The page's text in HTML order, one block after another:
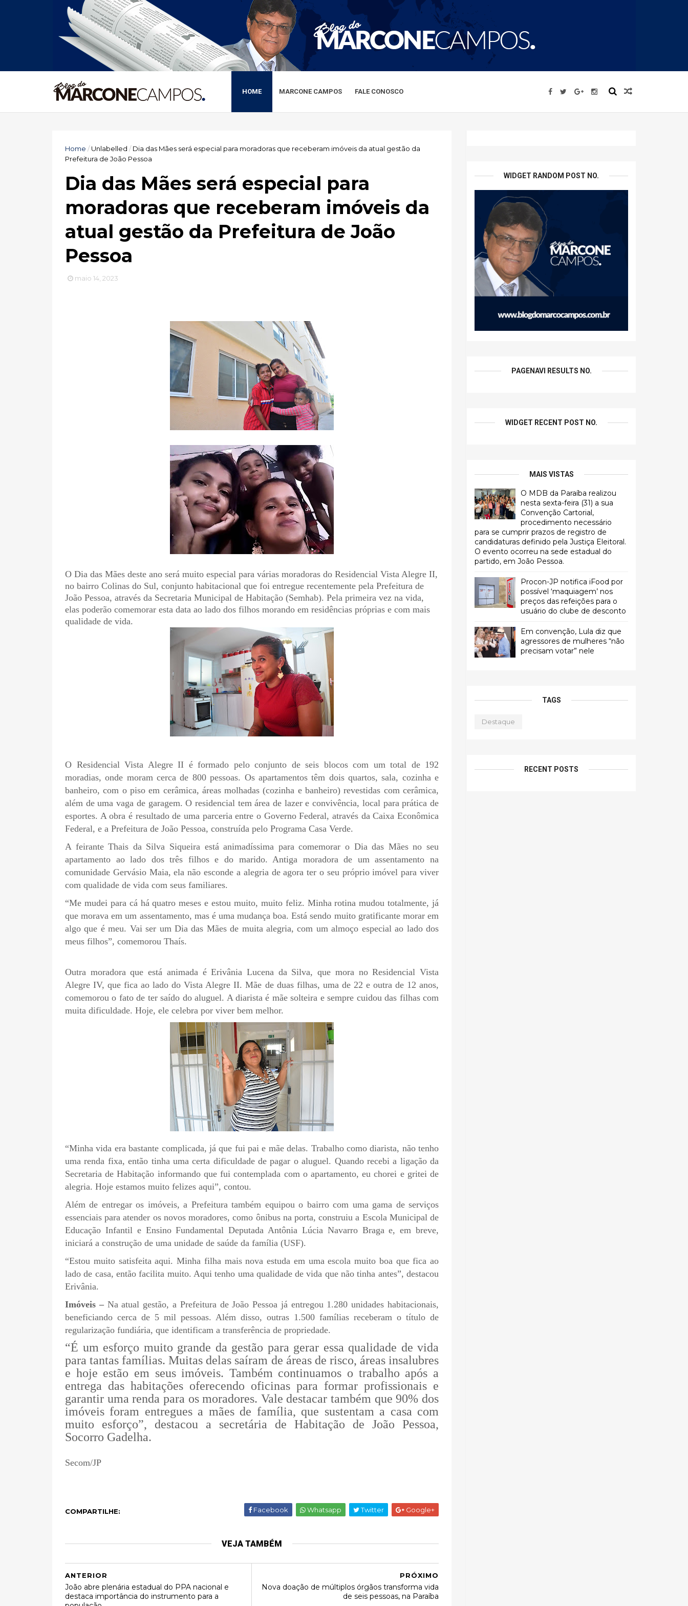
HOME MARCONE CAMPOS FALE CONOSCO
Home /Unlabelled / Dia das Mães será especial para moradoras que receberam imóveis da atual gestão da
Prefeitura de João Pessoa
Dia das Mães será especial para
moradoras que receberam imóveis da
atual gestão da Prefeitura de João
Pessoa
maio 14, 2023
O Dia das Mães deste ano será muito especial para várias moradoras do Residencial Vista Alegre II,
no bairro Colinas do Sul, conjunto habitacional que foi entregue recentemente pela Prefeitura de
João Pessoa, através da Secretaria Municipal de Habitação (Semhab). Pela primeira vez na vida,
elas poderão comemorar esta data ao lado dos filhos morando em residências próprias e com mais
qualidade de vida.
O Residencial Vista Alegre II é formado pelo conjunto de seis blocos com um total de 192
moradias, onde moram cerca de 800 pessoas. Os apartamentos têm dois quartos, sala, cozinha e
banheiro, com o piso em cerâmica, áreas molhadas (cozinha e banheiro) revestidas com cerâmica,
além de uma vaga de garagem. O residencial tem área de lazer e convivência, local para prática de
esportes. A obra é resultado de uma parceria entre o Governo Federal, através da Caixa Econômica
Federal, e a Prefeitura de João Pessoa, construída pelo Programa Casa Verde.
A feirante Thais da Silva Siqueira está animadíssima para comemorar o Dia das Mães no seu
apartamento ao lado dos três filhos e do marido. Antiga moradora de um assentamento na
comunidade Gervásio Maia, ela não esconde a alegria de agora ter o seu próprio imóvel para viver
com qualidade de vida com seus familiares.
“Me mudei para cá há quatro meses e estou muito, muito feliz. Minha rotina mudou totalmente, já
que morava em um assentamento, mas é uma mudança boa. Está sendo muito gratificante morar em
algo que é meu. Vai ser um Dia das Mães de muita alegria, com um almoço especial ao lado dos
meus filhos”, comemorou Thaís.
Outra moradora que está animada é Erivânia Lucena da Silva, que mora no Residencial Vista
Alegre IV, que fica ao lado do Vista Alegre II. Mãe de duas filhas, uma de 22 e outra de 12 anos,
comemorou o fato de ter saído do aluguel. A diarista é mãe solteira e sempre cuidou das filhas com
muita dificuldade. Hoje, ele celebra por viver bem melhor.
“Minha vida era bastante complicada, já que fui pai e mãe delas. Trabalho como diarista, não tenho
uma renda fixa, então tinha uma certa dificuldade de pagar o aluguel. Quando recebi a ligação da
Secretaria de Habitação informando que fui contemplada com o apartamento, eu chorei e gritei de
alegria. Hoje estamos muito felizes aqui”, contou.
Além de entregar os imóveis, a Prefeitura também equipou o bairro com uma gama de serviços
essenciais para atender os novos moradores, como ônibus na porta, construiu a Escola Municipal de
Educação Infantil e Ensino Fundamental Deputada Antônia Lúcia Navarro Braga e, em breve,
iniciará a construção de uma unidade de saúde da família (USF).
“Estou muito satisfeita aqui. Minha filha mais nova estuda em uma escola muito boa que fica ao
lado de casa, então facilita muito. Aqui tenho uma qualidade de vida que não tinha antes”, destacou
Erivânia.
Imóveis – Na atual gestão, a Prefeitura de João Pessoa já entregou 1.280 unidades habitacionais,
beneficiando cerca de 5 mil pessoas. Além disso, outras 1.500 famílias receberam o título de
regularização fundiária, que identificam a transferência de propriedade.
“É um esforço muito grande da gestão para gerar essa qualidade de vida
para tantas famílias. Muitas delas saíram de áreas de risco, áreas insalubres
e hoje estão em seus imóveis. Também continuamos o trabalho após a
entrega das habitações oferecendo oficinas para formar profissionais e
garantir uma renda para os moradores. Vale destacar também que 90% dos
imóveis foram entregues a mães de família, que sustentam a casa com
muito esforço”, destacou a secretária de Habitação de João Pessoa,
Socorro Gadelha.
Secom/JP
COMPARTILHE: Facebook Whatsapp Twitter Google+
VEJA TAMBÉM
PRÓXIMO
Nova doação de múltiplos órgãos transforma vida
de seis pessoas, na Paraíba
ANTERIOR
João abre plenária estadual do PPA nacional e
destaca importância do instrumento para a
WIDGET RANDOM POST NO.
PAGENAVI RESULTS NO.
WIDGET RECENT POST NO.
MAIS VISTAS
O MDB da Paraíba realizou
nesta sexta-feira (31) a sua
Convenção Cartorial,
procedimento necessário
para se cumprir prazos de registro de
candidaturas definido pela Justiça Eleitoral.
O evento ocorreu na sede estadual do
partido, em João Pessoa.
Procon-JP notifica iFood por
possível ‘maquiagem’ nos
preços das refeições para o
usuário do clube de desconto
Em convenção, Lula diz que
agressores de mulheres “não
precisam votar” nele
TAGS
Destaque
RECENT POSTS